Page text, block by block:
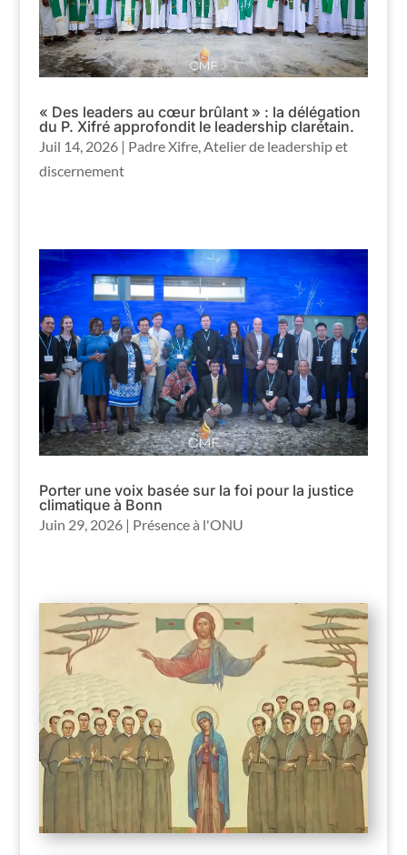
« Des leaders au cœur brûlant » : la délégation
du P. Xifré approfondit le leadership clarétain.
Juil 14, 2026| Padre Xifre,Atelier de leadership et
discernement
Porter une voix basée sur la foi pour la justice
climatique à Bonn
Juin 29, 2026| Présence à l'ONU